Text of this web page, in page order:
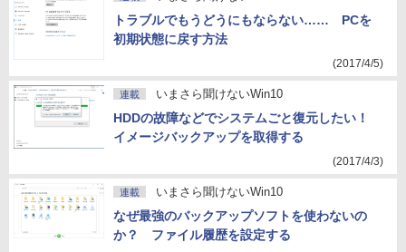
トラブルでもうどうにもならない…… PCを
初期状態に戻す方法
(2017/4/5)
連載 いまさら聞けないWin10
HDDの故障などでシステムごと復元したい！
イメージバックアップを取得する
(2017/4/3)
連載 いまさら聞けないWin10
なぜ最強のバックアップソフトを使わないの
か？ ファイル履歴を設定する